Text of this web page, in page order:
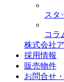
スタ
コラ
株式会社
採用情報
販売物件
お問合せ